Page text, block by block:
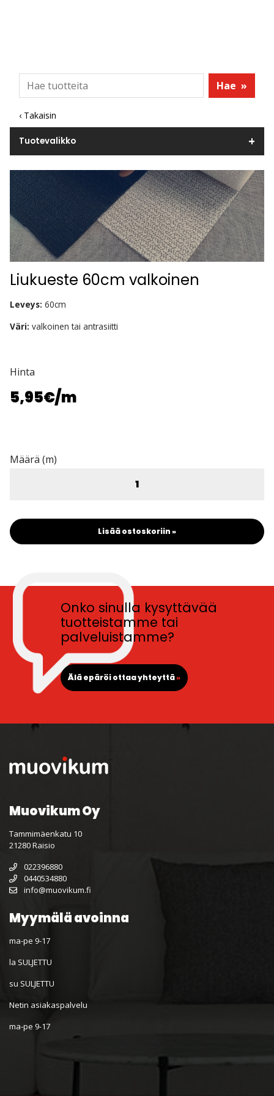
Hae »
‹ Takaisin
Tuotevalikko
Liukueste 60cm valkoinen
Leveys: 60cm
Väri: valkoinen tai antrasiitti
Hinta
5,95€/m
Määrä (m)
Lisää ostoskoriin »
Onko sinulla kysyttävää
tuotteistamme tai
palveluistamme?
Älä epäröi ottaa yhteyttä»
Muovikum Oy
Tammimäenkatu 10
21280 Raisio
022396880
0440534880
info@muovikum.fi
Myymälä avoinna
ma-pe 9-17
la SULJETTU
su SULJETTU
Netin asiakaspalvelu
ma-pe 9-17